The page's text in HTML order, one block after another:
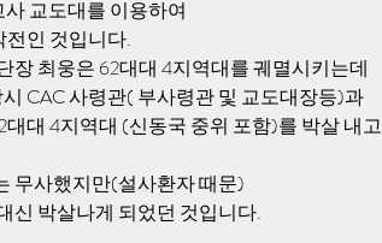
교도대를 이용하여
전인 것입니다.
장 최웅은 62대대 4지역대를 궤멸시키는데
CAC 사령관( 부사령관 및 교도대장등)과
대 4지역대 (신동국 중위 포함)를 박살 내고
무사했지만(설사환자 때문)
신 박살나게 되었던 것입니다.